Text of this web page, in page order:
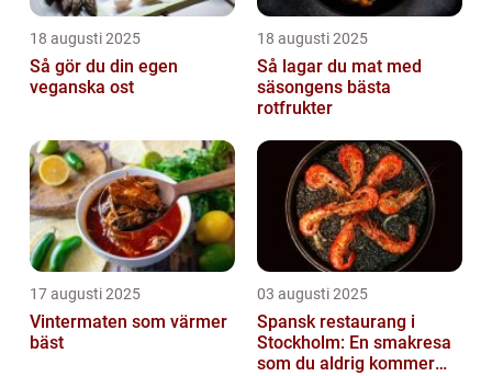
18 augusti 2025
Så gör du din egen
veganska ost
18 augusti 2025
Så lagar du mat med
säsongens bästa
rotfrukter
17 augusti 2025
Vintermaten som värmer
bäst
03 augusti 2025
Spansk restaurang i
Stockholm: En smakresa
som du aldrig kommer